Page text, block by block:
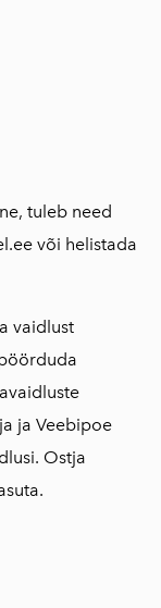
tuleb need
või helistada
vaidlust
ja Veebipoe
Ostja